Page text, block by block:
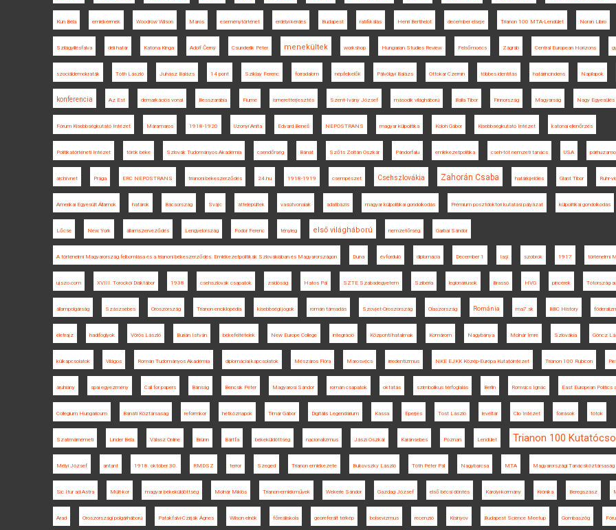
Kun Béla emlékérmék Woodrow Wilson Maros eseménytörténet erdélyi kérdés Budapest ratifikálás Henri Berthelot december elseje Trianon 100 MTA-Lendület Noran Libro
Szilágyillésfalva déli határ Katona Kinga Adolf Černý Csunderlik Péter menekültek workshop Hungarian Studies Review Felsőmoécs Zágráb Central European Horizons
szociáldemokraták Tóth László Juhász Balázs 14 pont Sziklay Ferenc forradalom népfelkelők Pálvölgyi Balázs Ottokar Czernin többes identitás határincindens Napilapok
konferencia Az Est demarkációs vonal Besszarábia Fiume ismeretterjesztés Szent-Ivány József második világháború Balla Tibor Finnország Magyarság Nagy Egyesülés
Fórum Kisebbségkutató Intézet Máramaros 1918-1920 Uzonyi Anita Edvard Beneš NEPOSTRANS magyar külpolitika Koloh Gábor Kisebbségkutató Intézet katonai ellenőrzés
Politikatörténeti Intézet török béke Szlovák Tudományos Akadémia csendőrség Bánát Szőts Zoltán Oszkár Pándorfalu emlékezetpolitika cseh-tót nemzeti tanács USA
archívnet Prága ERC NEPOSTRANS trianoni békeszerződés 24.hu 1918-1919 csempészet Csehszlovákia Zahorán Csaba határkijelölés Glant Tibor Ruhr-
Amerikai Egyesült Államok határok Bácsország Svájc áttelepültek vasútvonalak adatbázis magyar külpolitikai gondolkodás Prémium posztdoktori kutatási pályázat külpolitikai gondolkodás
Lőcse New York államszerveződés Lengyelország Fodor Ferenc tényleg első világháború nemzetőrség Garbai Sándor
A történelmi Magyarország felbomlása és a trianoni békeszerződés. Emlékezetpolitikák Szlovákiában és Magyarországon Duna évforduló diplomácia December 1 Iaşi szobrok 1917 történelmi
ujszo.com XVIII. Torockói Diáktábor 1938 csehszlovák csapatok zsidóság Hatos Pál SZTE Szabadegyetem Szibéria legionáriusok Brassó HVG pincérek Tótország
állampolgárság Szászsebes Oroszország Trianon enciklopédia kisebbségi jogok román támadás Szovjet-Oroszország Olaszország Románia ma7.sk BBC History
életrajz hadifoglyok Vörös László Burián István békefeltételek New Europe College integráció Központi hatalmak Komárom Nagybánya Molnár Imre Szlovákia Göncz
külkapcsolatok Világos Román Tudományos Akadémia diplomáciai kapcsolatok Mészáros Flóra Marosvécs irredentizmus NKE EJKK Közép-Európa Kutatóintézet Trianon 100 Rubicon
áruhiány spai egyezmény Call for papers Bánság Bencsik Péter Magyarosi Sándor román csapatok oktatás szimbolikus térfoglalás Berlin Romsics Ignác East European Politics
Collegium Hungaricum Bánáti Köztársaság reformkor hétköznapok Timár Gábor Digitális Legendárium Kassa Eperjes Tost László levéltár Clio Intézet források tótok
Szatmárnémeti Linder Béla Válasz Online Brünn Bártfa békeküldöttség nacionalizmus Jászi Oszkár Karánsebes Poznan Lendület Trianon 100
Mélyi József antant 1918. október 30. RMDSZ terror Szeged Trianon emlékezete Bukovszky László Tóth Péter Pál Nagybarcsa MTA Magyarországi Tanácsköztársaság
Sic Itur ad Astra Múlt-kor magyar békeküldöttség Molnár Miklós Trianon-emlékművek Wekerle Sándor Gazdag József első bécsi döntés Károlyi-kormány Krónika Beregszász
Arad Oroszországi polgárháború Patakfalvi-Czirják Ágnes Wilson elnök főreáliskola georeferált térkép bolsevizmus recenzió Kisinyov Budapest Science Meetup Gombaszög